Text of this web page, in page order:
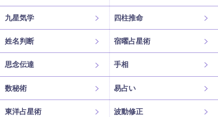
九星気学 四柱推命
姓名判断 宿曜占星術
思念伝達 手相
数秘術 易占い
東洋占星術 波動修正